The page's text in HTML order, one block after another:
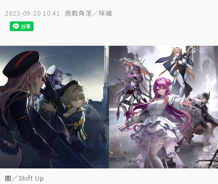
2023-09-20 10:41 遊戲角落／啄雞
圖／Shift Up